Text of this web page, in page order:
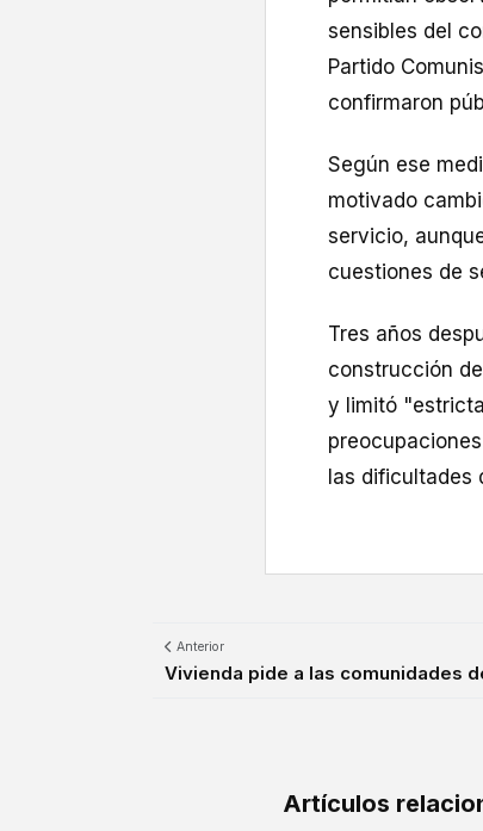
sensibles del
Partido
confirmaron
Según ese
motivado
servicio,
cuestiones de
Tres años
construcción
y limitó
las dificultades
Anterior
Vivienda pide a las comunidades
Artículos